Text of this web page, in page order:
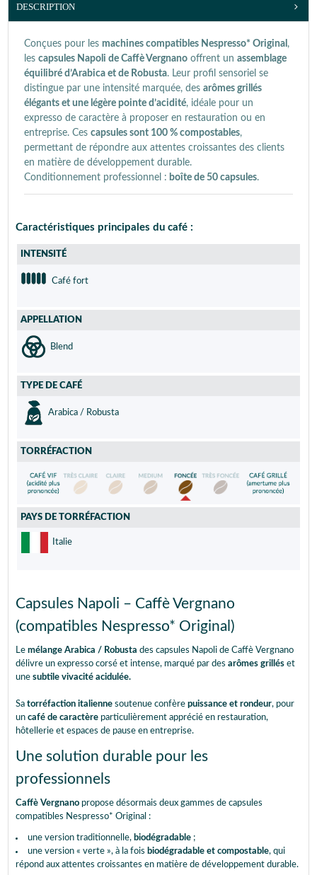
DESCRIPTION
Conçues pour les machines compatibles Nespresso* Original ,
les capsules Napoli de Caffè Vergnano offrent un assemblage
équilibré d’Arabica et de Robusta. Leur profil sensoriel se
distingue par une intensité marquée, des arômes grillés
élégants et une légère pointe d’acidité, idéale pour un
expresso de caractère à proposer en restauration ou en
entreprise. Ces capsules sont 100 % compostables,
permettant de répondre aux attentes croissantes des clients
en matière de développement durable.
Conditionnement professionnel : boîte de 50 capsules.
Caractéristiques principales du café :
INTENSITÉ
Café fort
APPELLATION
Blend
TYPE DE CAFÉ
Arabica / Robusta
TORRÉFACTION
PAYS DE TORRÉFACTION
Italie
Capsules Napoli – Caffè Vergnano
(compatibles Nespresso* Original)
Le mélange Arabica / Robusta des capsules Napoli de Caffè Vergnano
délivre un expresso corsé et intense, marqué par des arômes grillés et
une subtile vivacité acidulée.
Sa torréfaction italienne soutenue confère puissance et rondeur, pour
un café de caractère particulièrement apprécié en restauration,
hôtellerie et espaces de pause en entreprise.
Une solution durable pour les
professionnels
Caffè Vergnano propose désormais deux gammes de capsules
compatibles Nespresso* Original :
une version traditionnelle, biodégradable ;
une version « verte », à la fois biodégradable et compostable, qui
répond aux attentes croissantes en matière de développement durable.